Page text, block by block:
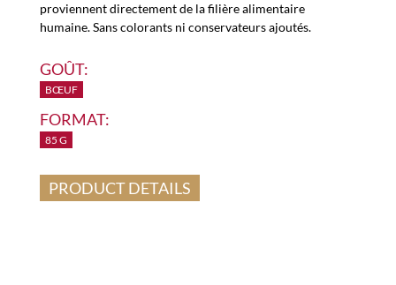
proviennent directement de la filière alimentaire
humaine. Sans colorants ni conservateurs ajoutés.
GOÛT:
BŒUF
FORMAT:
85 G
PRODUCT DETAILS